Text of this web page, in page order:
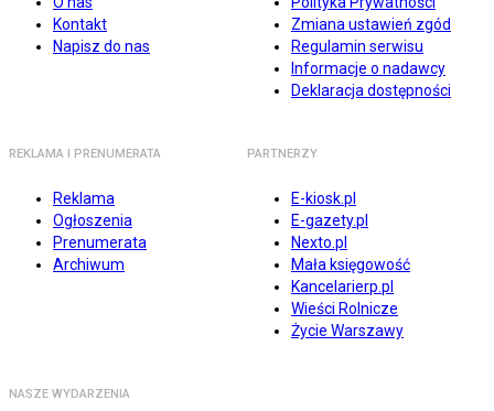
Kontakt
Napisz do nas
Zmiana ustawień zgód
Regulamin serwisu
Informacje o nadawcy
Deklaracja dostępności
REKLAMA I PRENUMERATA
Reklama
Ogłoszenia
Prenumerata
Archiwum
PARTNERZY
E-kiosk.pl
E-gazety.pl
Nexto.pl
Mała księgowość
Kancelarierp.pl
Wieści Rolnicze
Życie Warszawy
NASZE WYDARZENIA